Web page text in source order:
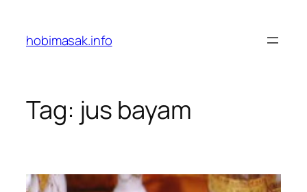
content
hobimasak.info
Tag: jus bayam